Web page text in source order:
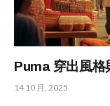
Puma 穿出風格
14 10 月, 2025